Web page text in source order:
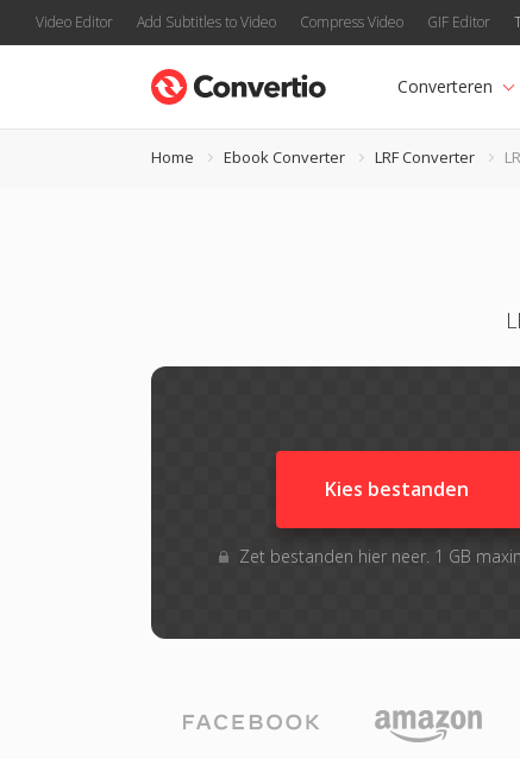
Video Editor Add Subtitles to Video Compress Video GIF Editor
Converteren
Home Ebook Converter LRF Converter
Kies bestanden
Zet bestanden hier neer. 1 GB